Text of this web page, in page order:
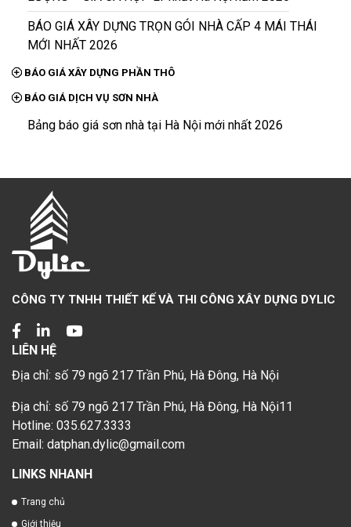
BÁO GIÁ XÂY DỰNG TRỌN GÓI NHÀ CẤP 4 MÁI THÁI
MỚI NHẤT 2026
BÁO GIÁ XÂY DỰNG PHẦN THÔ
BÁO GIÁ DỊCH VỤ SƠN NHÀ
Bảng báo giá sơn nhà tại Hà Nội mới nhất 2026
CÔNG TY TNHH THIẾT KẾ VÀ THI CÔNG XÂY DỰNG DYLIC
LIÊN HỆ
Địa chỉ: số 79 ngõ 217 Trần Phú, Hà Đông, Hà Nội
Địa chỉ: số 79 ngõ 217 Trần Phú, Hà Đông, Hà Nội11
Hotline: 035.627.3333
Email: datphan.dylic@gmail.com
LINKS NHANH
Trang chủ
Giới thiệu